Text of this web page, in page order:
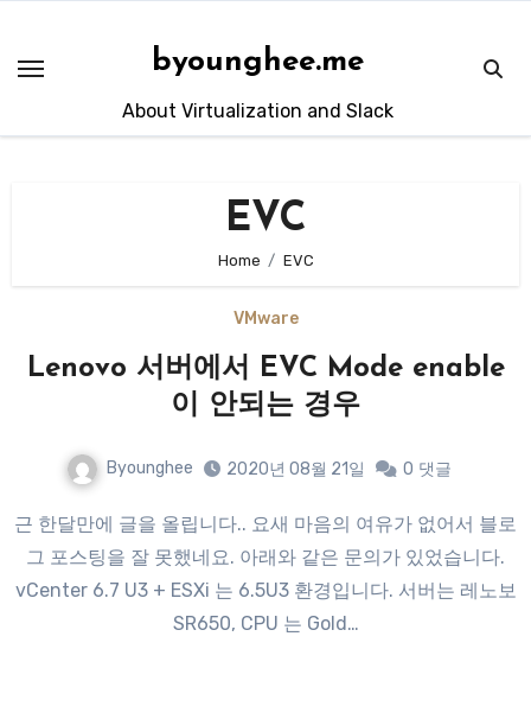
content
byounghee.me
About Virtualization and Slack
EVC
Home EVC
VMware
Lenovo 서버에서 EVC Mode enable
이 안되는 경우
Byounghee 2020년 08월 21일 0 댓글
근 한달만에 글을 올립니다.. 요새 마음의 여유가 없어서 블로
그 포스팅을 잘 못했네요. 아래와 같은 문의가 있었습니다.
vCenter 6.7 U3 + ESXi 는 6.5U3 환경입니다. 서버는 레노보
SR650, CPU 는 Gold…